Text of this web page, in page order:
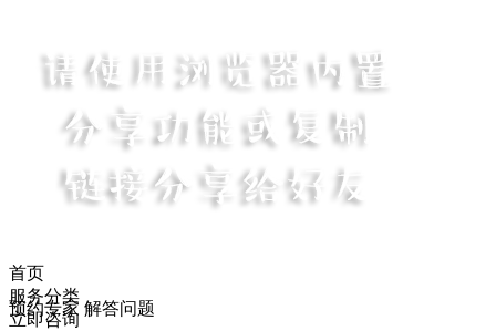
首页
服务分类
立即咨询
预约专家 解答问题